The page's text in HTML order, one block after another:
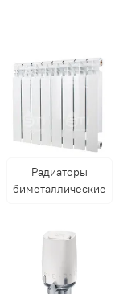
Радиаторы
биметаллические